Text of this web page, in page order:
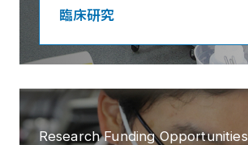
臨床研究
Research Funding Opportunities